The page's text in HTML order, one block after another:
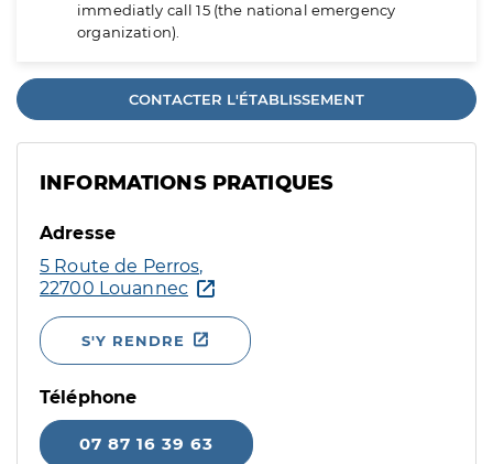
immediatly call 15 (the national emergency
organization).
CONTACTER L'ÉTABLISSEMENT
INFORMATIONS PRATIQUES
Adresse
5 Route de Perros,
22700 Louannec
S'Y RENDRE
Téléphone
07 87 16 39 63